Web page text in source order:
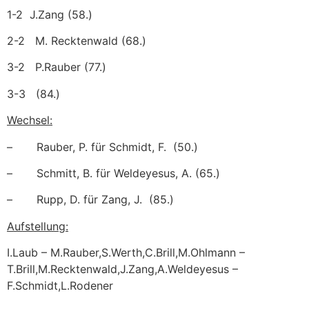
1-2 J.Zang (58.)
2-2 M. Recktenwald (68.)
3-2 P.Rauber (77.)
3-3 (84.)
Wechsel:
– Rauber, P. für Schmidt, F. (50.)
– Schmitt, B. für Weldeyesus, A. (65.)
– Rupp, D. für Zang, J. (85.)
Aufstellung:
I.Laub – M.Rauber,S.Werth,C.Brill,M.Ohlmann –
T.Brill,M.Recktenwald,J.Zang,A.Weldeyesus –
F.Schmidt,L.Rodener